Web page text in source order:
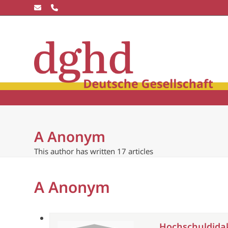
to
A Anonym
This author has written 17 articles
A Anonym